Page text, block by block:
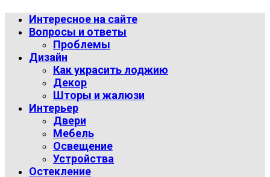
Интересное на сайте
Вопросы и ответы
Проблемы
Дизайн
Как украсить лоджию
Декор
Шторы и жалюзи
Интерьер
Двери
Мебель
Освещение
Устройства
Остекление